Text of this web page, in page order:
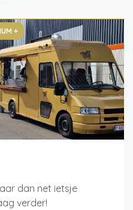
+
dan net ietsje
verder!